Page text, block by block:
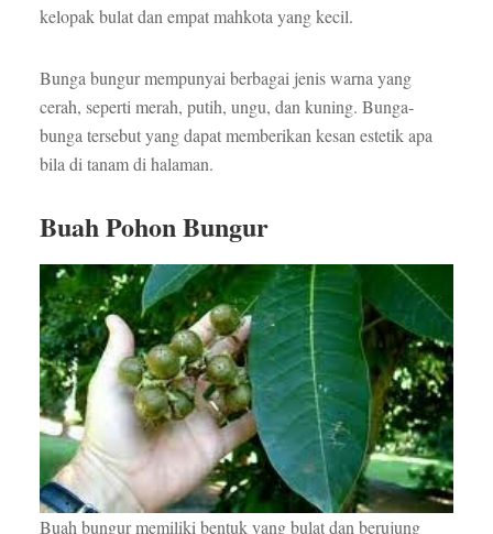
kelopak bulat dan empat mahkota yang kecil.
Bunga bungur mempunyai berbagai jenis warna yang
cerah, seperti merah, putih, ungu, dan kuning. Bunga-
bunga tersebut yang dapat memberikan kesan estetik apa
bila di tanam di halaman.
Buah Pohon Bungur
Buah bungur memiliki bentuk yang bulat dan berujung